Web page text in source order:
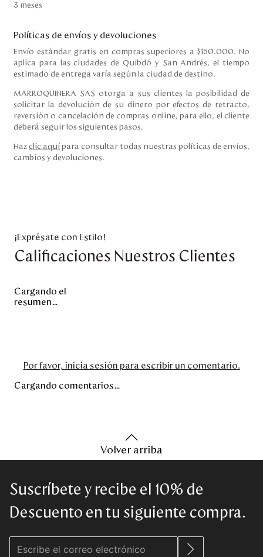
3 meses
Políticas de envíos y devoluciones
Envío estándar gratis en compras superiores a $150.000. No
aplica para las ciudades de Quibdó y San Andrés, el tiempo
estimado de entrega varía según la ciudad de destino.
MARROQUINERA SAS otorga a sus clientes la posibilidad de
solicitar la devolución de su dinero por efectos de retracto,
reversión o cancelación de compras online, para ello, el cliente
deberá seguir los siguientes pasos.
Haz clic aquí para consultar todas nuestras políticas de envíos,
cambios y devoluciones.
¡Exprésate con Estilo!
Calificaciones Nuestros Clientes
Cargando el
resumen…
Por favor, inicia sesión para escribir un comentario.
Cargando comentarios…
Volver arriba
Suscríbete y recibe el 10% de
Descuento en tu siguiente compra.